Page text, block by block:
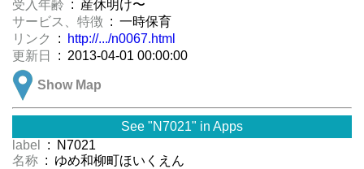
受入年齢 : 産休明け〜
サービス、特徴 : 一時保育
リンク
:
http://.../n0067.html
更新日
: 2013-04-01 00:00:00
Show Map
See "N7021" in Apps
label
: N7021
名称 : ゆめ和柳町ほいくえん